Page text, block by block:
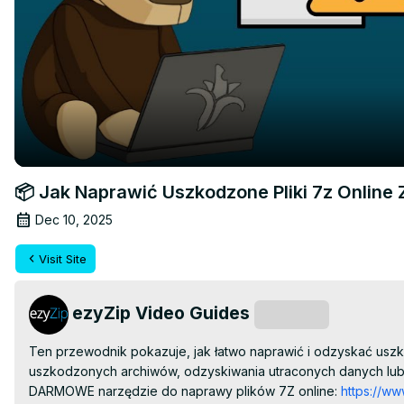
📦 Jak Naprawić Uszkodzone Pliki 7z
Dec 10, 2025
Visit Site
ezyZip Video Guides
Ten przewodnik pokazuje, jak łatwo naprawić i odzyskać
uszkodzonych archiwów, odzyskiwania utraconych danych
DARMOWE narzędzie do naprawy plików 7Z online: https://